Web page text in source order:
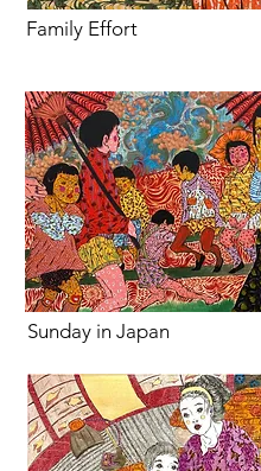
Family Effort
Sunday in Japan